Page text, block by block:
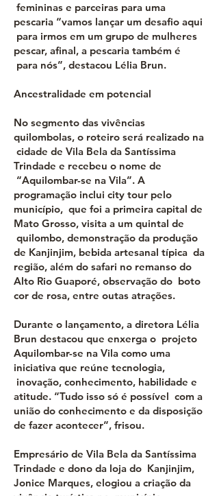
femininas e parceiras para uma
pescaria “vamos lançar um desafio aqui
para irmos em um grupo de mulheres
pescar, afinal, a pescaria também é
para nós”, destacou Lélia Brun.
Ancestralidade em potencial
No segmento das vivências
quilombolas, o roteiro será realizado na
cidade de Vila Bela da Santíssima
Trindade e recebeu o nome de
“Aquilombar-se na Vila”. A
programação inclui city tour pelo
município, que foi a primeira capital de
Mato Grosso, visita a um quintal de
quilombo, demonstração da produção
de Kanjinjim, bebida artesanal típica da
região, além do safari no remanso do
Alto Rio Guaporé, observação do boto
cor de rosa, entre outas atrações.
Durante o lançamento, a diretora Lélia
Brun destacou que enxerga o projeto
Aquilombar-se na Vila como uma
iniciativa que reúne tecnologia,
inovação, conhecimento, habilidade e
atitude. “Tudo isso só é possível com a
união do conhecimento e da disposição
de fazer acontecer”, frisou.
Empresário de Vila Bela da Santíssima
Trindade e dono da loja do Kanjinjim,
Jonice Marques, elogiou a criação da